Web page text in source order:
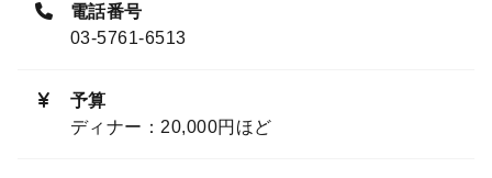
電話番号
03-5761-6513
予算
ディナー：20,000円ほど